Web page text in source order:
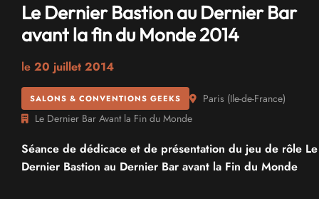
Le Dernier Bastion au Dernier Bar
avant la fin du Monde 2014
le 20 juillet 2014
SALONS & CONVENTIONS GEEKS Paris (Ile-de-France)
Le Dernier Bar Avant la Fin du Monde
Séance de dédicace et de présentation du jeu de rôle Le
Dernier Bastion au Dernier Bar avant la Fin du Monde